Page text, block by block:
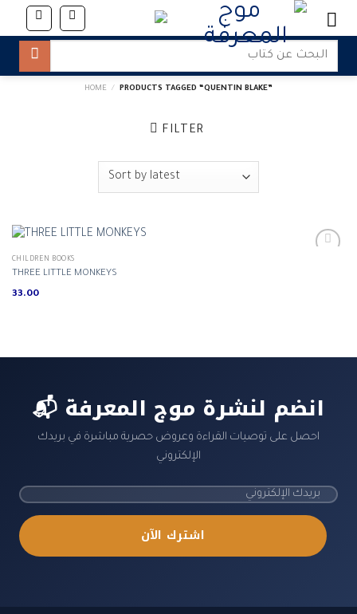
content
Search
HOME / PRODUCTS TAGGED “QUENTIN BLAKE”
FILTER
CHILDREN BOOKS
THREE LITTLE MONKEYS
33.00
📬 انضم لنشرة موج المعرفة
احصل على توصيات القراءة وعروض حصرية مباشرة في بريدك
الإلكتروني
اشترك الآن